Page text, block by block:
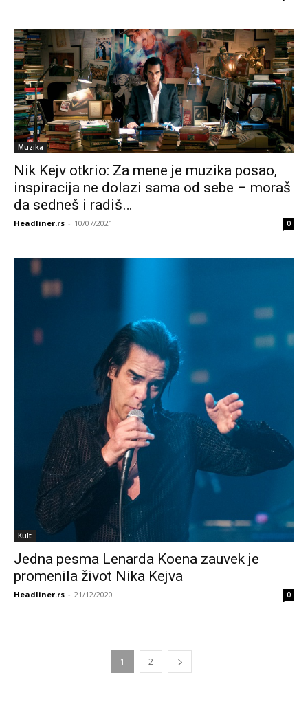
Muzika
Nik Kejv otkrio: Za mene je muzika posao,
inspiracija ne dolazi sama od sebe – moraš
da sedneš i radiš…
Headliner.rs - 10/07/2021 0
Kult
Jedna pesma Lenarda Koena zauvek je
promenila život Nika Kejva
Headliner.rs - 21/12/2020 0
1 2